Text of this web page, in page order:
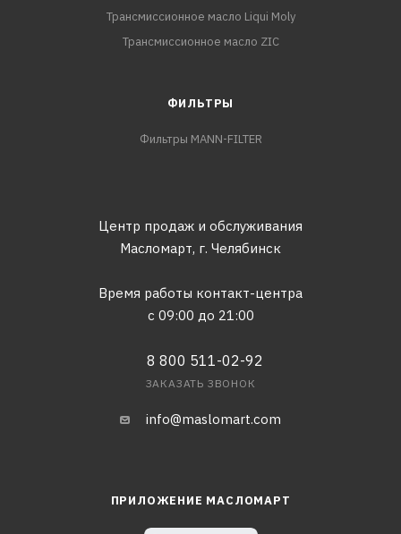
Трансмиссионное масло Liqui Moly
Трансмиссионное масло ZIC
ФИЛЬТРЫ
Фильтры MANN-FILTER
Центр продаж и обслуживания
Масломарт, г. Челябинск
Время работы контакт-центра
с 09:00 до 21:00
8 800 511-02-92
ЗАКАЗАТЬ ЗВОНОК
info@maslomart.com
ПРИЛОЖЕНИЕ МАСЛОМАРТ